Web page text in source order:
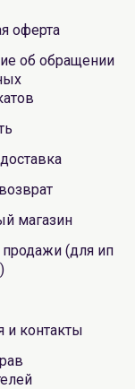
оферта
об обращении
магазин
(для ип
и контакты